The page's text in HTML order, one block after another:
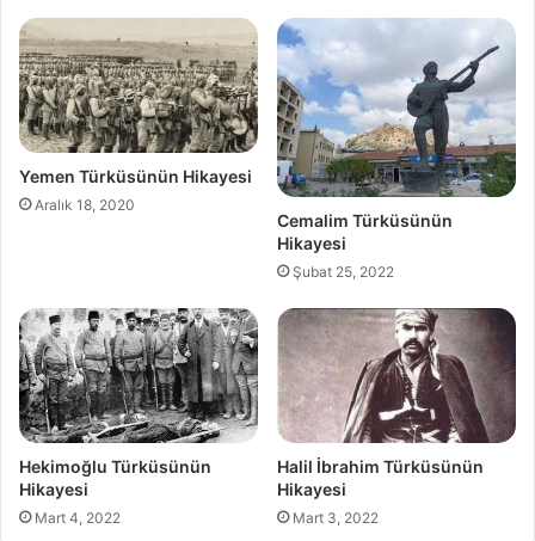
Yemen Türküsünün Hikayesi
Aralık 18, 2020
Cemalim Türküsünün
Hikayesi
Şubat 25, 2022
Hekimoğlu Türküsünün
Hikayesi
Mart 4, 2022
Halil İbrahim Türküsünün
Hikayesi
Mart 3, 2022